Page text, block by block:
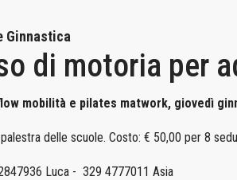
Ginnastica
di motoria per
mobilità e pilates matwork, giovedì
delle scuole. Costo: € 50,00 per 8
Luca - 329 4777011 Asia